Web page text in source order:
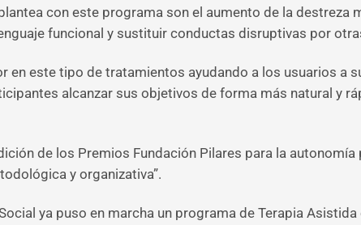
con este programa son el aumento de la destreza
funcional y sustituir conductas disruptivas por
en este tipo de tratamientos ayudando a los usuarios a
alcanzar sus objetivos de forma más natural y
de los Premios Fundación Pilares para la
y organizativa”.
ya puso en marcha un programa de Terapia